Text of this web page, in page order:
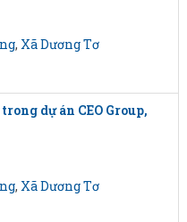
, Xã Dương Tơ
dự án CEO Group,
, Xã Dương Tơ